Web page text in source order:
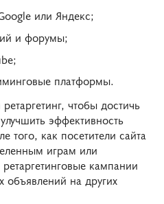
или Яндекс;
и форумы;
платформы.
чтобы достичь
эффективность
того, как посетители сайта
играм или
кампании
объявлений на других